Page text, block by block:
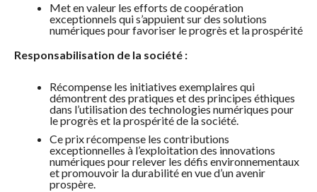
Met en valeur les efforts de coopération
exceptionnels qui s’appuient sur des solutions
numériques pour favoriser le progrès et la prospérité
Responsabilisation de la société :
Récompense les initiatives exemplaires qui
démontrent des pratiques et des principes éthiques
dans l’utilisation des technologies numériques pour
le progrès et la prospérité de la société.
Ce prix récompense les contributions
exceptionnelles à l’exploitation des innovations
numériques pour relever les défis environnementaux
et promouvoir la durabilité en vue d’un avenir
prospère.